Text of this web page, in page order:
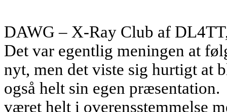
DAWG – X-Ray Club af
Det var egentlig meningen at
nyt, men det viste sig hurtigt at
også helt sin egen præsentation.
været helt i overensstemmelse